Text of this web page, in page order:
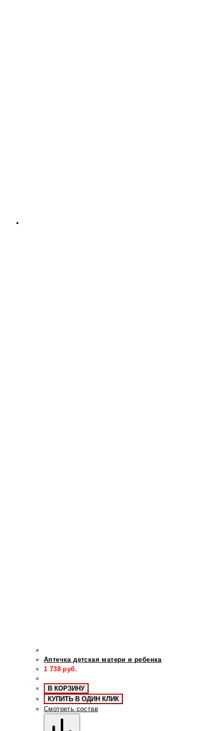
Аптечка детская матери и ребенка
1 738 руб.
В КОРЗИНУ
КУПИТЬ В ОДИН КЛИК
Смотреть состав